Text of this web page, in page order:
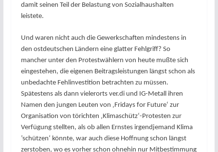
damit seinen Teil der Belastung von Sozialhaushalten
leistete.
Und waren nicht auch die Gewerkschaften mindestens in
den ostdeutschen Ländern eine glatter Fehlgriff? So
mancher unter den Protestwählern von heute mußte sich
eingestehen, die eigenen Beitragsleistungen längst schon als
unbedachte Fehlinvestition betrachten zu müssen.
Spätestens als dann vielerorts ver.di und IG-Metall ihren
Namen den jungen Leuten von ‚Fridays for Future‘ zur
Organisation von törichten ‚Klimaschütz‘-Protesten zur
Verfügung stellten, als ob allen Ernstes irgendjemand Klima
’schützen‘ könnte, war auch diese Hoffnung schon längst
zerstoben, wo es vorher schon ohnehin nur Mitbestimmung